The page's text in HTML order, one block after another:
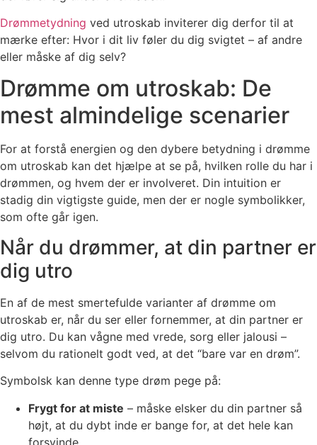
Drømmetydning ved utroskab inviterer dig derfor til at
mærke efter: Hvor i dit liv føler du dig svigtet – af andre
eller måske af dig selv?
Drømme om utroskab: De
mest almindelige scenarier
For at forstå energien og den dybere betydning i drømme
om utroskab kan det hjælpe at se på, hvilken rolle du har i
drømmen, og hvem der er involveret. Din intuition er
stadig din vigtigste guide, men der er nogle symbolikker,
som ofte går igen.
Når du drømmer, at din partner er
dig utro
En af de mest smertefulde varianter af drømme om
utroskab er, når du ser eller fornemmer, at din partner er
dig utro. Du kan vågne med vrede, sorg eller jalousi –
selvom du rationelt godt ved, at det “bare var en drøm”.
Symbolsk kan denne type drøm pege på:
Frygt for at miste – måske elsker du din partner så
højt, at du dybt inde er bange for, at det hele kan
forsvinde.